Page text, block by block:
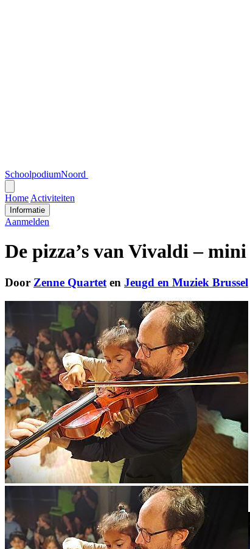
SchoolpodiumNoord
menu
Home Activiteiten
Informatie
Aanmelden
De pizza’s van Vivaldi – mini
Door Zenne Quartet en Jeugd en Muziek Brussel